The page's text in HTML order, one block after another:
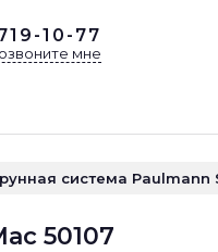
10-77
мне
система Paulmann
50107